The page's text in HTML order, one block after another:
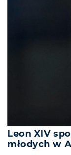
Leon XIV
młodych w